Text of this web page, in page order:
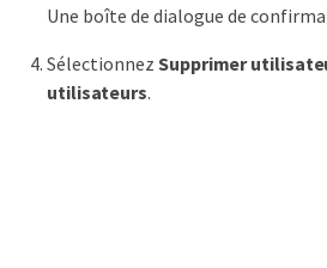
Une boîte de dialogue de
Sélectionnez Supprimer
utilisateurs.